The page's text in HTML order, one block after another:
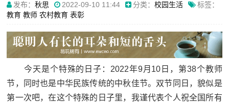
发布：秋思 2022-09-10 11:44 分类：校园生活
标签：
教育 教师 农村教育 表彰
今天是个特殊的日子：2022年9月10日，第38个教师
节，同时也是中华民族传统的中秋佳节。双节同日，貌似是
第一次吧，在这个特殊的日子里，我谨代表个人祝全国所有